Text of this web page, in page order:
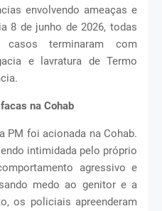
envolvendo ameaças e
8 de junho de 2026, todas
terminaram com
e lavratura de Termo
na Cohab
PM foi acionada na Cohab.
intimidada pelo próprio
agressivo e
medo ao genitor e a
os policiais apreenderam